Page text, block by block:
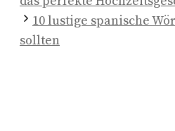
10 lustige spanische
sollten